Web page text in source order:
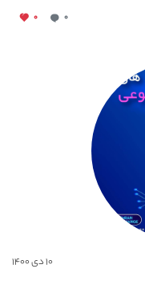
۰ ۰
۱۰ دی ۱۴۰۰